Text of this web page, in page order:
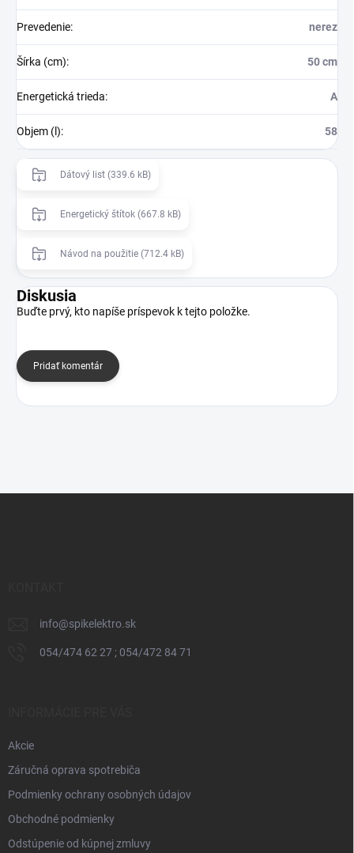
Prevedenie: nerez
Šírka (cm): 50 cm
Energetická trieda: A
Objem (l): 58
Dátový list (339.6 kB)
Energetický štítok (667.8 kB)
Návod na použitie (712.4 kB)
Diskusia
Buďte prvý, kto napíše príspevok k tejto položke.
Pridať komentár
info@spikelektro.sk
054/474 62 27 ; 054/472 84 71
Akcie
Záručná oprava spotrebiča
Podmienky ochrany osobných údajov
Obchodné podmienky
Odstúpenie od kúpnej zmluvy